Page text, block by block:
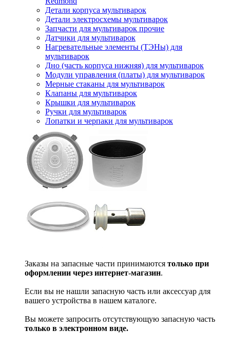
Детали корпуса мультиварок
Детали электросхемы мультиварок
Запчасти для мультиварок прочие
Датчики для мультиварок
Нагревательные элементы (ТЭНы) для
мультиварок
Дно (часть корпуса нижняя) для мультиварок
Модули управления (платы) для мультиварок
Мерные стаканы для мультиварок
Клапаны для мультиварок
Крышки для мультиварок
Ручки для мультиварок
Лопатки и черпаки для мультиварок
Заказы на запасные части принимаются только при
оформлении через интернет-магазин.
Если вы не нашли запасную часть или аксессуар для
вашего устройства в нашем каталоге.
Вы можете запросить отсутствующую запасную часть
только в электронном виде.